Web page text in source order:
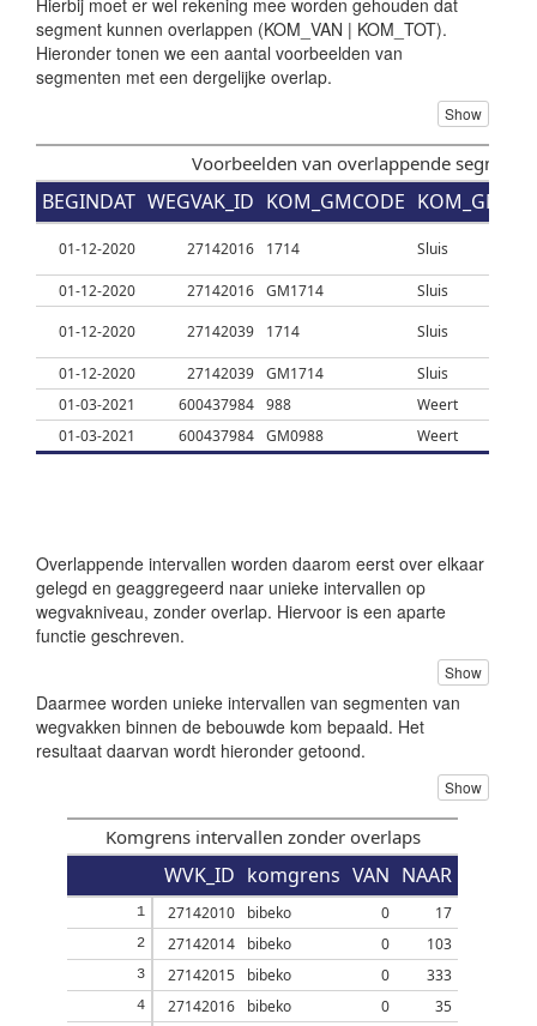
Hierbij moet er wel rekening mee worden gehouden dat
segment kunnen overlappen (KOM_VAN | KOM_TOT).
Hieronder tonen we een aantal voorbeelden van
segmenten met een dergelijke overlap.
Show
Voorbeelden van overlappende
BEGINDAT WEGVAK_ID KOM_GMCODE
01-12-2020 27142016 1714 Sluis
01-12-2020 27142016 GM1714
Sluis
01-12-2020
27142039 1714 Sluis
01-12-2020 27142039 GM1714
Sluis
01-03-2021
600437984 988
Weert
01-03-2021
600437984 GM0988 Weert
Overlappende intervallen worden daarom eerst over elkaar
gelegd en geaggregeerd naar unieke intervallen op
wegvakniveau, zonder overlap. Hiervoor is een aparte
functie geschreven.
Show
Daarmee worden unieke intervallen van segmenten van
wegvakken binnen de bebouwde kom bepaald. Het
resultaat daarvan wordt hieronder getoond.
Show
Komgrens intervallen zonder overlaps
WVK_ID komgrens VAN NAAR
1 27142010 bibeko 0 17
2 27142014 bibeko 0 103
3 27142015 bibeko 0 333
4 27142016 bibeko 0 35